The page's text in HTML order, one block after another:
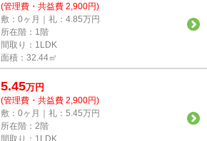
(管理費・共益費 2,900円)
敷：0ヶ月｜礼：4.85万円
所在階：1階
間取り：1LDK
面積：32.44㎡
5.45万円
(管理費・共益費 2,900円)
敷：0ヶ月｜礼：5.45万円
所在階：2階
間取り：1LDK